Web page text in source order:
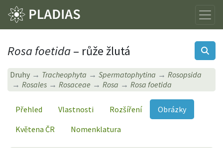
Rosa foetida– růže žlutá
Druhy Tracheophyta Spermatophytina
Rosopsida
Rosales
Rosaceae Rosa Rosa foetida
Přehled Vlastnosti Rozšíření
Obrázky
Květena ČR
Nomenklatura